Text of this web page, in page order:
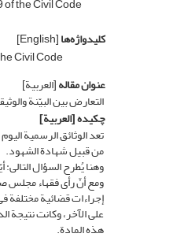
the Civil Code
کلیدواژه‌ها[English]
Civil Code
عنوان مقاله[العربیة]
التعارض بین البیّنة
چکیده[العربیة]
تعد الوثائق الرسمیة
من قبیل شهادة الشهود.
ومع أنّ رأی فقهاء مجلس
إجراءات قضائیة مختلفة
هذه المادة.